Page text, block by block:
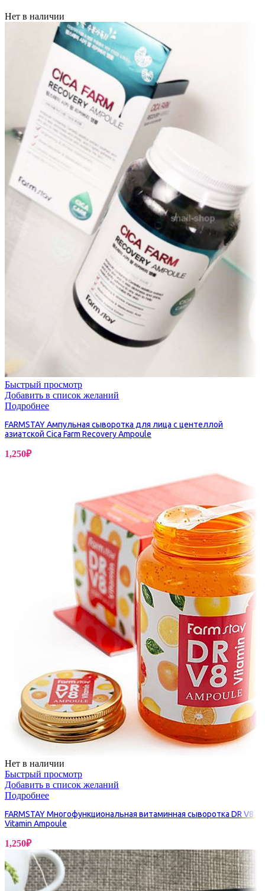
Нет в наличии
Быстрый просмотр
Добавить в список желаний
Подробнее
FARMSTAY Ампульная сыворотка для лица с центеллой
азиатской Cica Farm Recovery Ampoule
1,250₽
Нет в наличии
Быстрый просмотр
Добавить в список желаний
Подробнее
FARMSTAY Многофункциональная витаминная сыворотка DR V8
Vitamin Ampoule
1,250₽